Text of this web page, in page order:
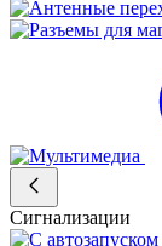
Сигнализации